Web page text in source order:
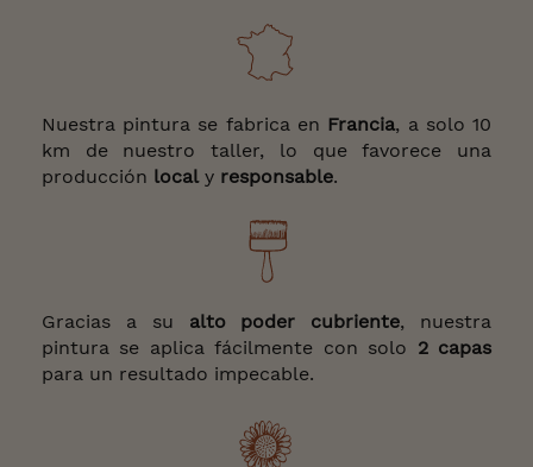
Nuestra pintura se fabrica en Francia, a solo 10
km de nuestro taller, lo que favorece una
producción localy responsable.
Gracias a su alto poder cubriente, nuestra
pintura se aplica fácilmente con solo 2 capas
para un resultado impecable.